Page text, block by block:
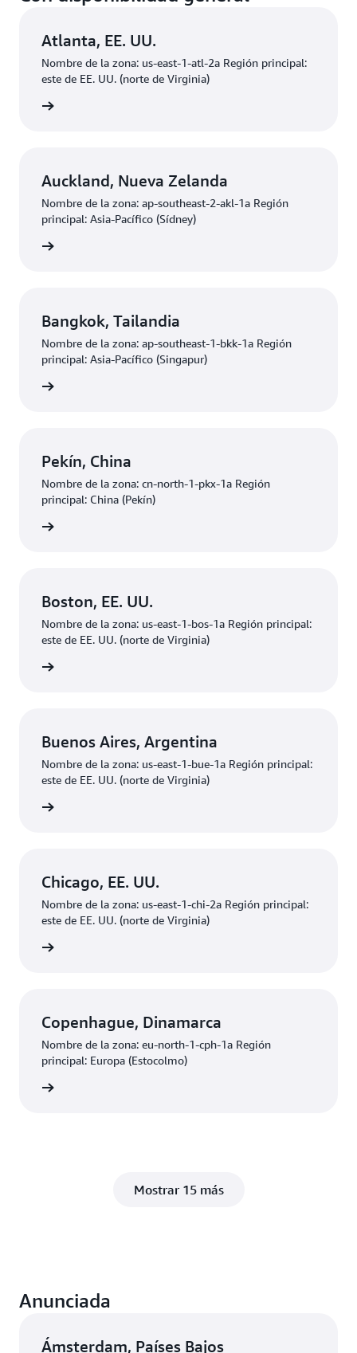
Atlanta, EE. UU.
Nombre de la zona: us-east-1-atl-2a Región principal:
este de EE. UU. (norte de Virginia)
Auckland, Nueva Zelanda
Nombre de la zona: ap-southeast-2-akl-1a Región
principal: Asia-Pacífico (Sídney)
Bangkok, Tailandia
Nombre de la zona: ap-southeast-1-bkk-1a Región
principal: Asia-Pacífico (Singapur)
Pekín, China
Nombre de la zona: cn-north-1-pkx-1a Región
principal: China (Pekín)
Boston, EE. UU.
Nombre de la zona: us-east-1-bos-1a Región principal:
este de EE. UU. (norte de Virginia)
Buenos Aires, Argentina
Nombre de la zona: us-east-1-bue-1a Región principal:
este de EE. UU. (norte de Virginia)
Chicago, EE. UU.
Nombre de la zona: us-east-1-chi-2a Región principal:
este de EE. UU. (norte de Virginia)
Copenhague, Dinamarca
Nombre de la zona: eu-north-1-cph-1a Región
principal: Europa (Estocolmo)
Mostrar 15 más
Anunciada
Ámsterdam, Países Bajos